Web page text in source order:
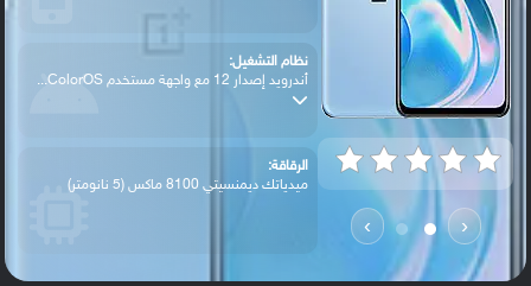
‹
›
نظام التشغيل:
أندرويد إصدار 12 مع واجهة مستخدم ColorOS...
الرقاقة:
ميدياتك ديمنسيتي 8100 ماكس (5 نانومتر)
الرام / التخزين: